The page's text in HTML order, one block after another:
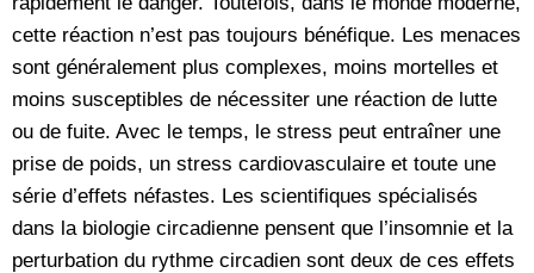
cette réaction n’est pas toujours bénéfique. Les menaces
sont généralement plus complexes, moins mortelles et
moins susceptibles de nécessiter une réaction de lutte
ou de fuite. Avec le temps, le stress peut entraîner une
prise de poids, un stress cardiovasculaire et toute une
série d’effets néfastes. Les scientifiques spécialisés
dans la biologie circadienne pensent que l’insomnie et la
perturbation du rythme circadien sont deux de ces effets